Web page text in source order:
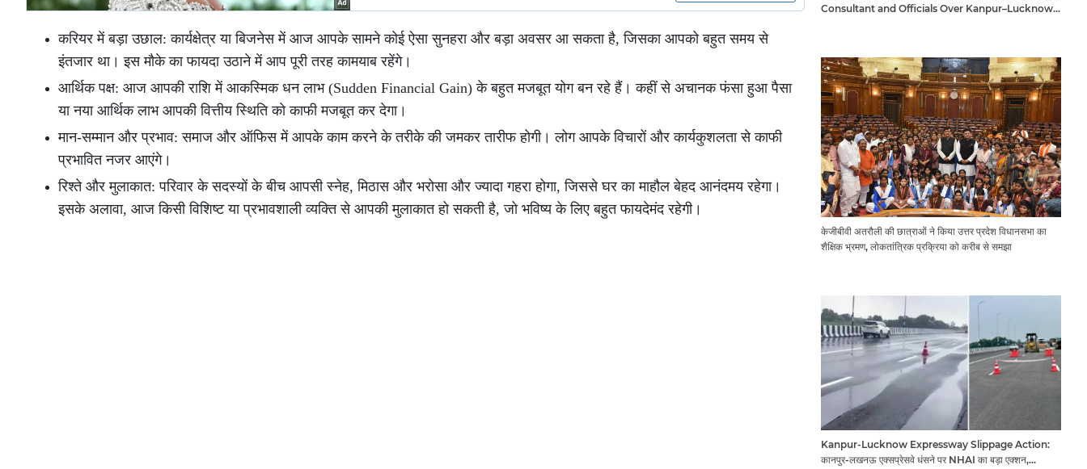
करियर में बड़ा उछाल: कार्यक्षेत्र या बिजनेस में आज आपके सामने कोई ऐसा सुनहरा और बड़ा अवसर आ सकता है, जिसका आपको बहुत समय से
इंतजार था। इस मौके का फायदा उठाने में आप पूरी तरह कामयाब रहेंगे।
आर्थिक पक्ष: आज आपकी राशि में आकस्मिक धन लाभ (Sudden Financial Gain) के बहुत मजबूत योग बन रहे हैं। कहीं से अचानक फंसा हुआ पैसा
या नया आर्थिक लाभ आपकी वित्तीय स्थिति को काफी मजबूत कर देगा।
मान-सम्मान और प्रभाव: समाज और ऑफिस में आपके काम करने के तरीके की जमकर तारीफ होगी। लोग आपके विचारों और कार्यकुशलता से काफी
प्रभावित नजर आएंगे।
रिश्ते और मुलाकात: परिवार के सदस्यों के बीच आपसी स्नेह, मिठास और भरोसा और ज्यादा गहरा होगा, जिससे घर का माहौल बेहद आनंदमय रहेगा।
इसके अलावा, आज किसी विशिष्ट या प्रभावशाली व्यक्ति से आपकी मुलाकात हो सकती है, जो भविष्य के लिए बहुत फायदेमंद रहेगी।
Consultant and Officials Over Kanpur–Lucknow
केजीबीवी अतरौली की छात्राओं ने किया उत्तर प्रदेश विधानसभा का
शैक्षिक भ्रमण, लोकतांत्रिक प्रक्रिया को करीब से समझा
Kanpur-Lucknow Expressway Slippage Action:
कानपुर-लखनऊ एक्सप्रेसवे धंसने पर NHAI का बड़ा एक्शन,